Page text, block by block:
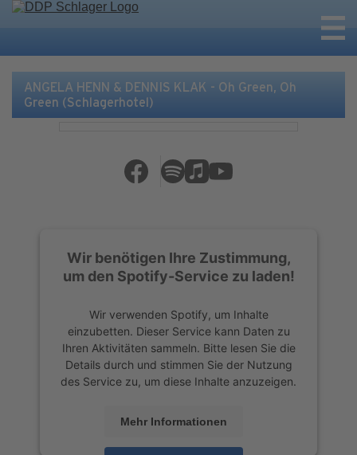
ANGELA HENN & DENNIS KLAK - Oh Green, Oh
Green (Schlagerhotel)
Wir benötigen Ihre Zustimmung,
um den Spotify-Service zu laden!
Wir verwenden Spotify, um Inhalte
einzubetten. Dieser Service kann Daten zu
Ihren Aktivitäten sammeln. Bitte lesen Sie die
Details durch und stimmen Sie der Nutzung
des Service zu, um diese Inhalte anzuzeigen.
Mehr Informationen